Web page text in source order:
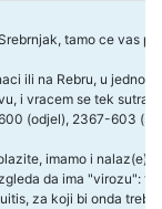
tamo ce vas
ili na Rebru, u
i vracem se tek sutra
(odjel), 2367-603
imamo i nalaz(e)
da ima "virozu":
za koji bi onda